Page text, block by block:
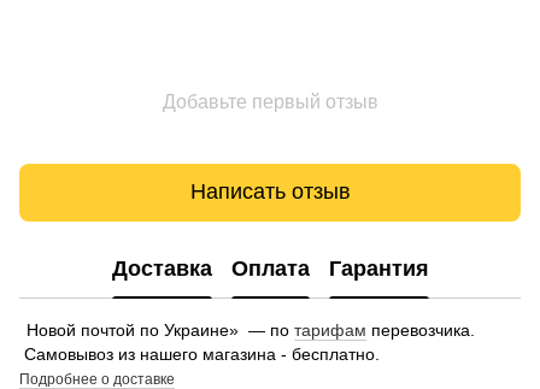
Добавьте первый отзыв
Написать отзыв
Доставка Оплата Гарантия
Новой почтой по Украине» — по тарифам перевозчика.
Самовывоз из нашего магазина - бесплатно.
Подробнее о доставке